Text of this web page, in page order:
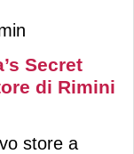
Secret
di Rimini
store a